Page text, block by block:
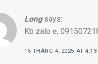
Long says:
Kb zalo e,
15 THÁNG 4, 2025 AT 4:13